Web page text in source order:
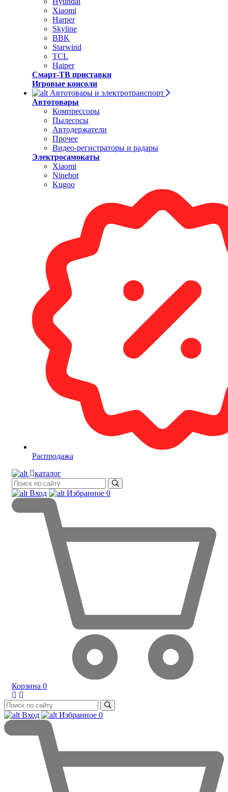
Xiaomi
Harper
Skyline
BBK
Starwind
TCL
Haiper
Смарт-ТВ приставки
Игровые консоли
Автотовары и электротранспорт
Автотовары
Компрессоры
Пылесосы
Автодержатели
Прочее
Видео-регистраторы и радары
Электросамокаты
Xiaomi
Ninebot
Kugoo
Распродажа
каталог
Вход Избранное 0
Корзина 0
Вход Избранное 0